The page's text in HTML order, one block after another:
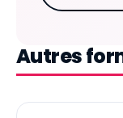
Autres